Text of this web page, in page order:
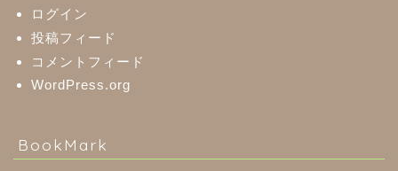
ログイン
投稿フィード
コメントフィード
WordPress.org
BookMark
川辺町